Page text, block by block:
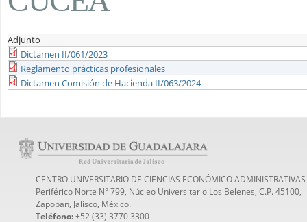
Adjunto
Dictamen II/061/2023
Reglamento prácticas profesionales
Dictamen Comisión de Hacienda II/063/2024
CENTRO UNIVERSITARIO DE CIENCIAS ECONÓMICO ADMINISTRATIVAS
Periférico Norte N° 799, Núcleo Universitario Los Belenes, C.P. 45100,
Zapopan, Jalisco, México.
Teléfono:+52 (33) 3770 3300